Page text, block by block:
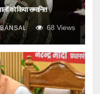
को किया सम्मानित
68 Views